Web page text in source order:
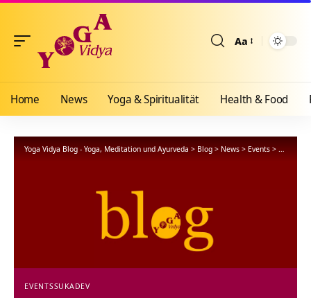
Aa
Home News Yoga & Spiritualität Health & Food
Yoga Vidya Blog - Yoga, Meditation und Ayurveda > Blog > News > Events > Der
EVENTSSUKADEV